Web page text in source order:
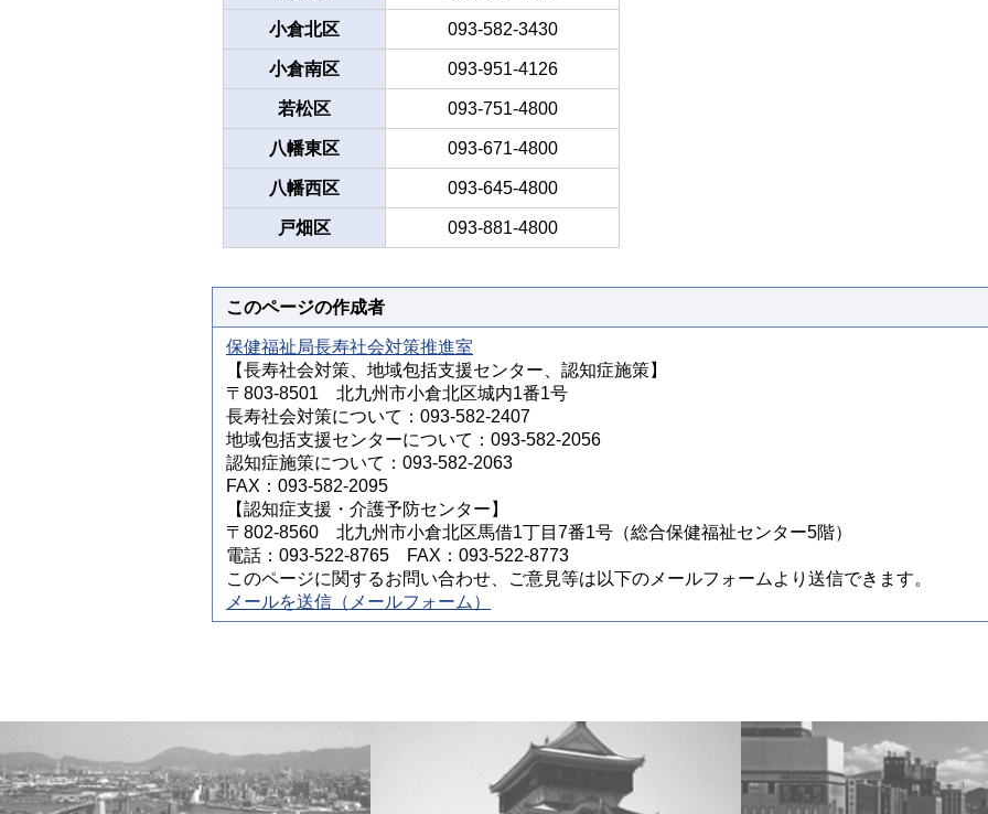
小倉北区 093-582-3430
小倉南区 093-951-4126
若松区 093-751-4800
八幡東区 093-671-4800
八幡西区 093-645-4800
戸畑区 093-881-4800
このページの作成者
保健福祉局長寿社会対策推進室
【長寿社会対策、地域包括支援センター、認知症施策】
〒803-8501 北九州市小倉北区城内1番1号
長寿社会対策について：093-582-2407
地域包括支援センターについて：093-582-2056
認知症施策について：093-582-2063
FAX：093-582-2095
【認知症支援・介護予防センター】
〒802-8560 北九州市小倉北区馬借1丁目7番1号（総合保健福祉センター5階）
電話：093-522-8765 FAX：093-522-8773
このページに関するお問い合わせ、ご意見等は以下のメールフォームより送信できます。
メールを送信（メールフォーム）